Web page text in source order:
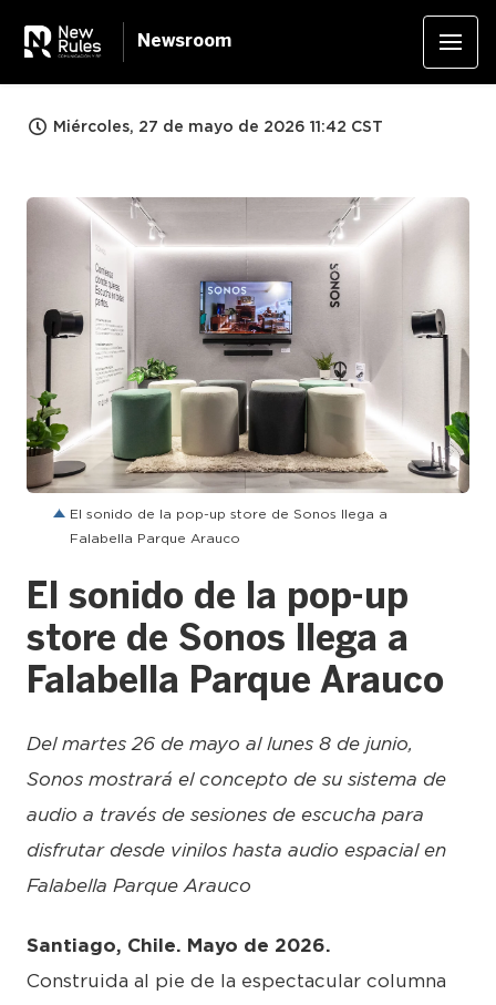
Newsroom
Miércoles, 27 de mayo de 2026 11:42 CST
JPG
El sonido de la pop-up store de Sonos llega a
Falabella Parque Arauco
El sonido de la pop-up
store de Sonos llega a
Falabella Parque Arauco
Del martes 26 de mayo al lunes 8 de junio,
Sonos mostrará el concepto de su sistema de
audio a través de sesiones de escucha para
disfrutar desde vinilos hasta audio espacial en
Falabella Parque Arauco
Santiago, Chile. Mayo de 2026.
Construida al pie de la espectacular columna